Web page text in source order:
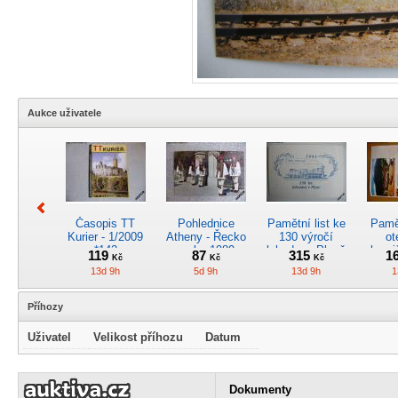
Aukce uživatele
Časopis TT
Kurier - 1/2009
*142
119Kč
13d 9h
Pohlednice
Atheny - Řecko
z roku 1989.
Nová nepoužitá
*5019
87 Kč
5d 9h
Pamětní list ke
130 výročí
lokodepa Plzeň
*2963
315 Kč
13d 9h
Kreslený
obrázek parní
4osý osob.
rychlík.vůz typu
Časopis
„Škodovák“,
Příhozy
Uživatel Velikost příhozu Datum
Dokumenty